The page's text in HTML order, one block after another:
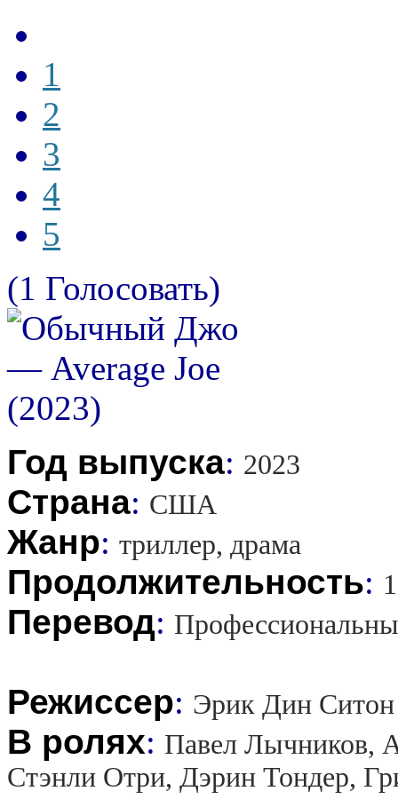
1
2
3
4
5
(1 Голосовать)
Год выпуска: 2023
Страна: США
Жанр: триллер, драма
Продолжительность:
Перевод:
Режиссер: Эрик Дин Ситон
В ролях: Павел Лычников,
Стэнли Отри, Дэрин Тондер,